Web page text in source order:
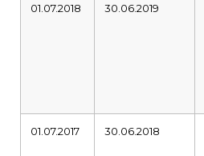
01.07.2018 30.06.2019
01.07.2017 30.06.2018